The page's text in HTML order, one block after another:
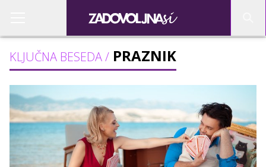
KLJUČNA BESEDA / PRAZNIK